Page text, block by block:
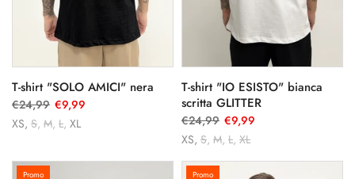
T-shirt "SOLO AMICI" nera
€24,99 €9,99
XS S M L XL
T-shirt "IO ESISTO" bianca
scritta GLITTER
€24,99 €9,99
XS S M L XL
Promo Promo